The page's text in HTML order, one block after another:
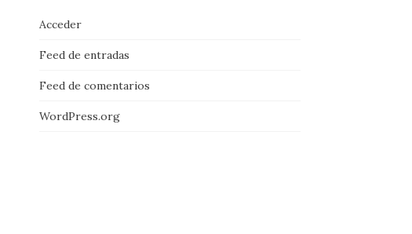
Acceder
Feed de entradas
Feed de comentarios
WordPress.org